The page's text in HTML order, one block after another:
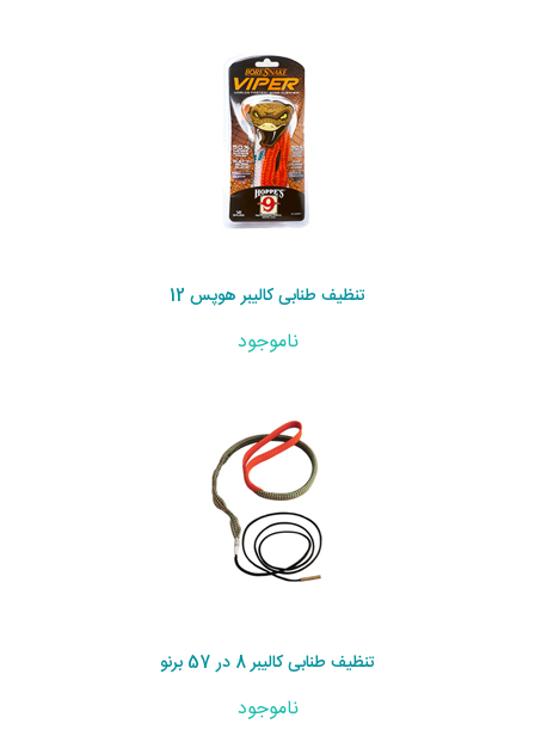
تنظیف طنابی کالیبر هوپس 12
ناموجود
تنظیف طنابی کالیبر 8 در 57 برنو
ناموجود